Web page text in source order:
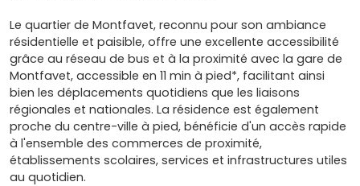
Le quartier de Montfavet, reconnu pour son ambiance
résidentielle et paisible, offre une excellente accessibilité
grâce au réseau de bus et à la proximité avec la gare de
Montfavet, accessible en 11 min à pied*, facilitant ainsi
bien les déplacements quotidiens que les liaisons
régionales et nationales. La résidence est également
proche du centre-ville à pied, bénéficie d'un accès rapide
à l'ensemble des commerces de proximité,
établissements scolaires, services et infrastructures utiles
au quotidien.